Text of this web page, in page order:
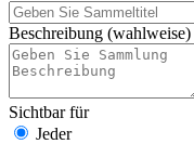
Beschreibung (wahlweise)
Sichtbar für
Jeder